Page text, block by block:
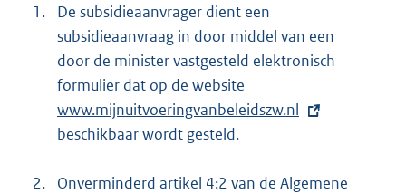
1.
De subsidieaanvrager dient een
subsidieaanvraag in door middel van een
door de minister vastgesteld elektronisch
formulier dat op de website
x
r
www.mijnuitvoeringvanbeleidszw.nl
beschikbaar wordt gesteld.
2.
Onverminderd artikel 4:2 van de Algemene